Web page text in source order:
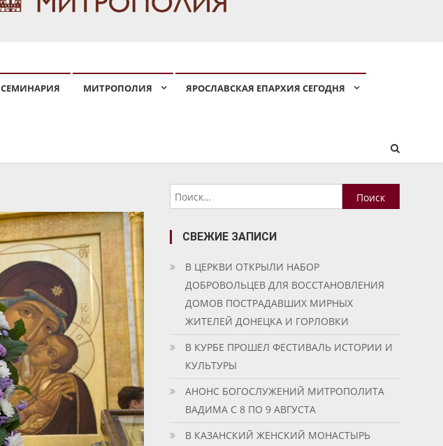
СЕМИНАРИЯ МИТРОПОЛИЯ ЯРОСЛАВСКАЯ ЕПАРХИЯ СЕГОДНЯ
Найти:
СВЕЖИЕ ЗАПИСИ
В ЦЕРКВИ ОТКРЫЛИ НАБОР
ДОБРОВОЛЬЦЕВ ДЛЯ ВОССТАНОВЛЕНИЯ
ДОМОВ ПОСТРАДАВШИХ МИРНЫХ
ЖИТЕЛЕЙ ДОНЕЦКА И ГОРЛОВКИ
В КУРБЕ ПРОШЕЛ ФЕСТИВАЛЬ ИСТОРИИ И
КУЛЬТУРЫ
АНОНС БОГОСЛУЖЕНИЙ МИТРОПОЛИТА
ВАДИМА С 8 ПО 9 АВГУСТА
В КАЗАНСКИЙ ЖЕНСКИЙ МОНАСТЫРЬ